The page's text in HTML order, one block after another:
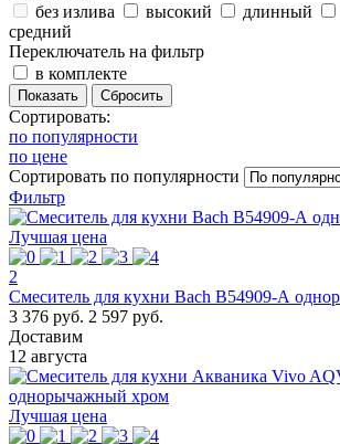
без излива
высокий длинный
средний
Переключатель на фильтр
в комплекте
Сортировать:
по популярности
по цене
Сортировать по популярности
Фильтр
Лучшая цена
2
Смеситель для кухни Bach В54909-А
3 376 руб. 2 597 руб.
Доставим
12 августа
Лучшая цена